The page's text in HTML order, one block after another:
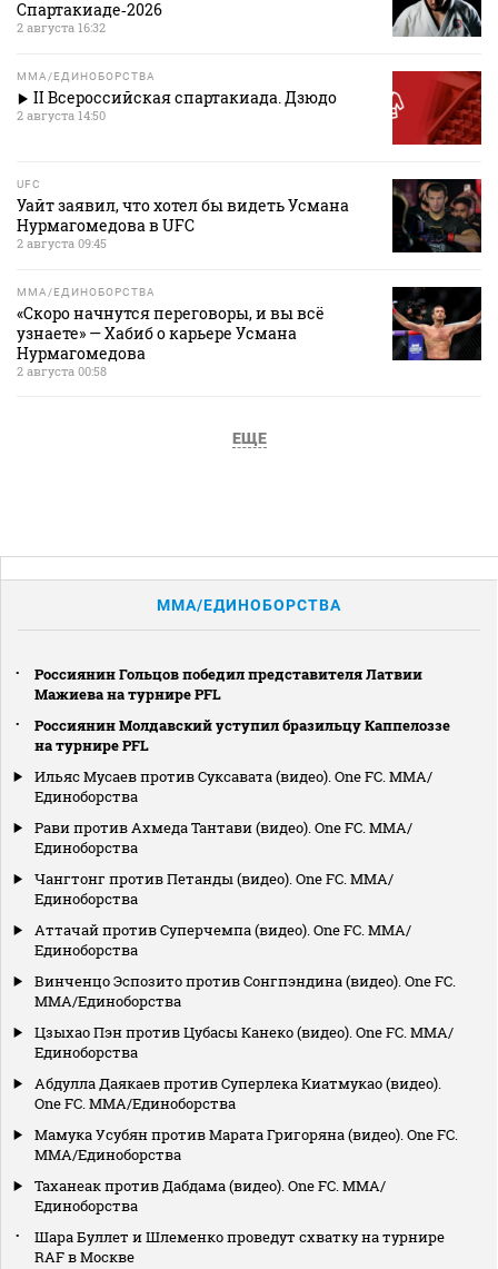
Спартакиаде‑2026
2 августа 16:32
MMA/ЕДИНОБОРСТВА
II Всероссийская спартакиада. Дзюдо
2 августа 14:50
UFC
Уайт заявил, что хотел бы видеть Усмана
Нурмагомедова в UFC
2 августа 09:45
MMA/ЕДИНОБОРСТВА
«Скоро начнутся переговоры, и вы всё
узнаете» — Хабиб о карьере Усмана
Нурмагомедова
2 августа 00:58
ЕЩЕ
MMA/ЕДИНОБОРСТВА
Россиянин Гольцов победил представителя Латвии
Мажиева на турнире PFL
Россиянин Молдавский уступил бразильцу Каппелоззе
на турнире PFL
Ильяс Мусаев против Суксавата (видео). One FC. MMA/
Единоборства
Рави против Ахмеда Тантави (видео). One FC. MMA/
Единоборства
Чангтонг против Петанды (видео). One FC. MMA/
Единоборства
Аттачай против Суперчемпа (видео). One FC. MMA/
Единоборства
Винченцо Эспозито против Сонгпэндина (видео). One FC.
MMA/Единоборства
Цзыхао Пэн против Цубасы Канеко (видео). One FC. MMA/
Единоборства
Абдулла Даякаев против Суперлека Киатмукао (видео).
One FC. MMA/Единоборства
Мамука Усубян против Марата Григоряна (видео). One FC.
MMA/Единоборства
Таханеак против Дабдама (видео). One FC. MMA/
Единоборства
Шара Буллет и Шлеменко проведут схватку на турнире
RAF в Москве